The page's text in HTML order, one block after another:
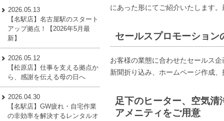
にあった形にてご紹介いたします
セールスプロモーション
お客様の業態に合わせたセールス
新聞折り込み、ホームページ作成
足下のヒーター、空気
アメニティをご用意
2026.05.13
【名駅店】名古屋駅のスタート
アップ拠点！【2026年5月最
新】
2026.05.12
【松原店】仕事を支える拠点か
ら、感謝を伝える母の日へ
2026.04.30
【名駅店】GW疲れ・自宅作業
の非効率を解決するレンタルオ